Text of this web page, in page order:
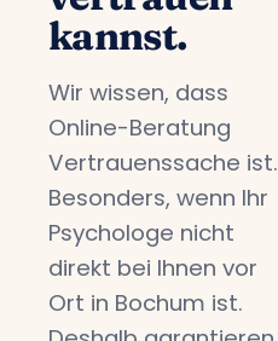
kannst.
Wir wissen, dass
Online-Beratung
Vertrauenssache ist.
Besonders, wenn Ihr
Psychologe nicht
direkt bei Ihnen vor
Ort in Bochum ist.